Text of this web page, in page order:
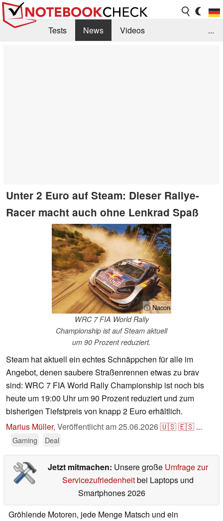
Tests News
Videos
...
Unter 2 Euro auf Steam: Dieser Rallye-
Racer macht auch ohne Lenkrad Spaß
ⓘ Nacon
WRC 7 FIA World Rally
Championship ist auf Steam aktuell
um 90 Prozent reduziert.
Steam hat aktuell ein echtes Schnäppchen für alle im
Angebot, denen saubere Straßenrennen etwas zu brav
sind: WRC 7 FIA World Rally Championship ist noch bis
heute um 19:00 Uhr um 90 Prozent reduziert und zum
bisherigen Tiefstpreis von knapp 2 Euro erhältlich.
Marius Müller, Veröffentlicht am25.06.2026🇺🇸🇪🇸 ...
Gaming Deal
Jetzt mitmachen: Unsere große Umfrage zur
Servicezufriedenheitbei Laptops und
Smartphones 2026
Gröhlende Motoren, jede Menge Matsch und ein